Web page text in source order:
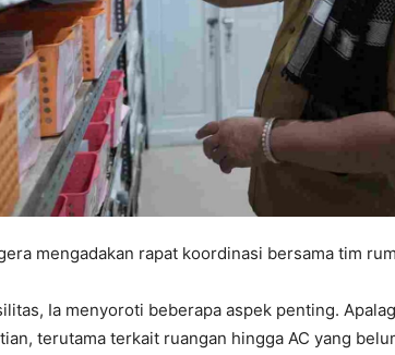
mengadakan rapat koordinasi bersama tim
Ia menyoroti beberapa aspek penting.
terutama terkait ruangan hingga AC yang